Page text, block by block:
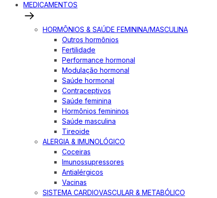
MEDICAMENTOS
HORMÔNIOS & SAÚDE FEMININA/MASCULINA
Outros hormônios
Fertilidade
Performance hormonal
Modulação hormonal
Saúde hormonal
Contraceptivos
Saúde feminina
Hormônios femininos
Saúde masculina
Tireoide
ALERGIA & IMUNOLÓGICO
Coceiras
Imunossupressores
Antialérgicos
Vacinas
SISTEMA CARDIOVASCULAR & METABÓLICO